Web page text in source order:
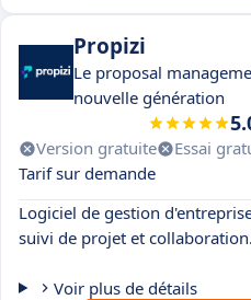
Propizi
Le proposal
nouvelle génération
Version gratuite Essai
Tarif sur demande
Logiciel de gestion
suivi de projet et collaboration.
Voir plus de détails